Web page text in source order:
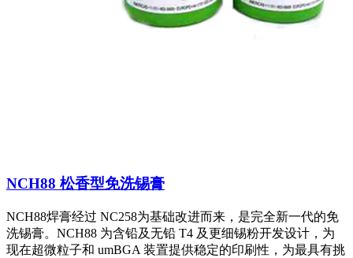
NCH88 松香型免洗锡膏
NCH88焊膏经过 NC258为基础改进而来，是完全新一代的免
洗锡膏。NCH88 为含铅及无铅 T4 及更细锡粉开发设计，为
现在超微粒子和 umBGA 装置提供稳定的印刷性，为最具有挑